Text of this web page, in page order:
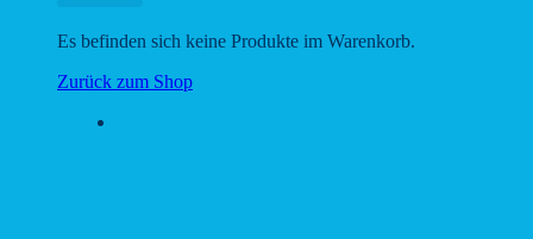
Es befinden sich keine Produkte im Warenkorb.
Zurück zum Shop